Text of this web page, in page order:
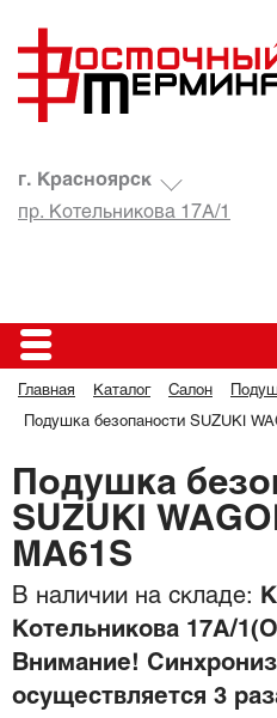
г. Красноярск
пр. Котельникова 17А/1
Главная Каталог Салон
Подушка безопаности SUZUKI
Подушка
SUZUKI
MA61S
В наличии на складе:
Котельникова 17А/
Внимание!
осуществляется 3